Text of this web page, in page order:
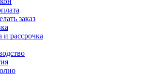
заказ
и рассрочка